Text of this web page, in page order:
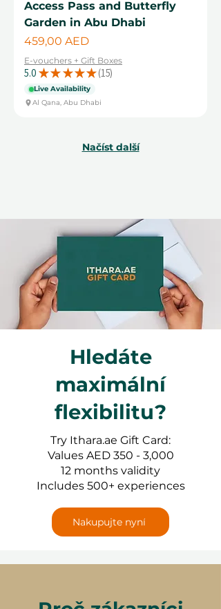
Access Pass and Butterfly
Garden in Abu Dhabi
Cena
459,00 AED
E-vouchers + Gift Boxes
5.0 ★ ★ ★ ★ ★ 15
15
Live Availability
Al Qana, Abu Dhabi
Načíst další
Hledáte
maximální
flexibilitu?
Try Ithara.ae Gift Card:
Values AED 350 - 3,000
12 months validity
Includes 500+ experiences
Nakupujte nyní